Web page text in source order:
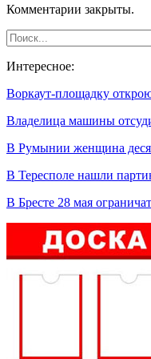
Комментарии закрыты.
Интересное:
Воркаут-площадку
Владелица машины
В Румынии женщина
В Тересполе нашли
В Бресте 28 мая